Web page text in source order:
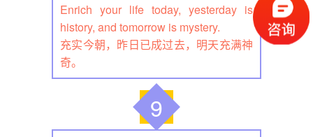
Enrich your life today, yesterday is
history, and tomorrow is mystery.
充实今朝，昨日已成过去，明天充满神
奇。
9